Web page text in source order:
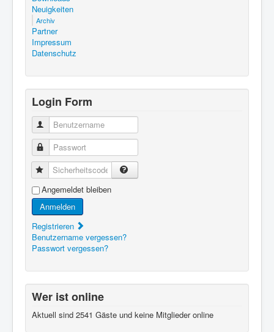
Neuigkeiten
Archiv
Partner
Impressum
Datenschutz
Login Form
Benutzername
Passwort
Sicherheitscode
Angemeldet bleiben
Anmelden
Registrieren
Benutzername vergessen?
Passwort vergessen?
Wer ist online
Aktuell sind 2541 Gäste und keine Mitglieder online